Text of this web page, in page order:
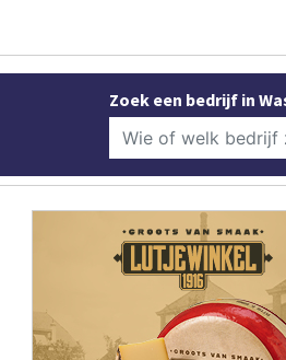
Zoek een bedrijf in